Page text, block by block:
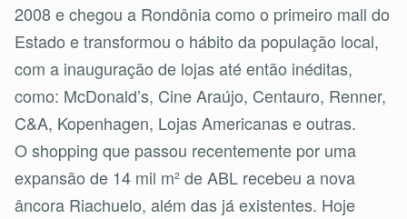
2008 e chegou a Rondônia como o primeiro mall do
Estado e transformou o hábito da população local,
com a inauguração de lojas até então inéditas,
como: McDonald’s, Cine Araújo, Centauro, Renner,
C&A, Kopenhagen, Lojas Americanas e outras.
O shopping que passou recentemente por uma
expansão de 14 mil m² de ABL recebeu a nova
âncora Riachuelo, além das já existentes. Hoje